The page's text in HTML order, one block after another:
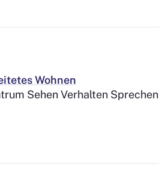
Wohnen
Sehen Verhalten Sprechen